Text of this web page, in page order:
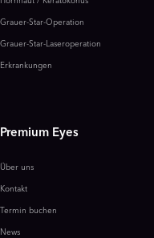
Grauer-Star-Operation
Grauer-Star-Laseroperation
Erkrankungen
Premium Eyes
Über uns
Kontakt
Termin buchen
News